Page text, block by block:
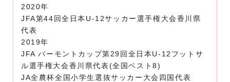
2020年
JFA第44回全日本U-12サッカー選手権大会香川県
代表
2019年
JFA バーモントカップ第29回全日本U-12フットサ
ル選手権大会香川県代表(全国ベスト8)
JA全農杯全国小学生選抜サッカー大会四国代表